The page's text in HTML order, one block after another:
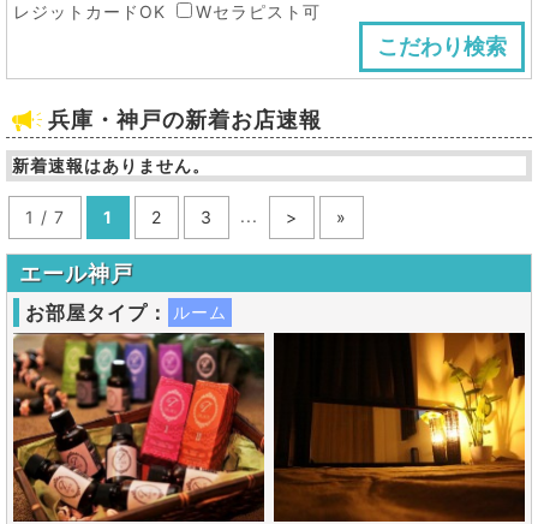
レジットカードOK
Wセラピスト可
兵庫・神戸の新着お店速報
新着速報はありません。
1 / 7 1 2 3 ... > »
エール神戸
お部屋タイプ： ルーム